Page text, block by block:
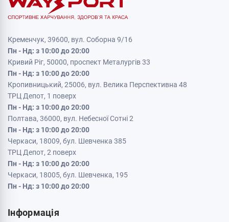
Кременчук, 39600, вул. Соборна 9/16
Пн - Нд: з 10:00 до 20:00
Кривий Ріг, 50000, проспект Металургів 33
Пн - Нд: з 10:00 до 20:00
Кропивницький, 25006, вул. Велика Перспективна 48
ТРЦ Депот, 1 поверх
Пн - Нд: з 10:00 до 20:00
Полтава, 36000, вул. Небесної Сотні 2
Пн - Нд: з 10:00 до 20:00
Черкаси, 18009, бул. Шевченка 385
ТРЦ Депот, 2 поверх
Пн - Нд: з 10:00 до 20:00
Черкаси, 18005, бул. Шевченка, 195
Пн - Нд: з 10:00 до 20:00
Інформація